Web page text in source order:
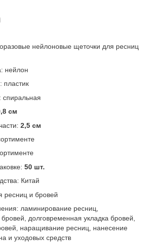
нейлоновые щеточки для ресниц
нейлон
пластик
см
2,5 см
50 шт.
Китай
ресниц и бровей
ламинирование ресниц,
долговременная укладка бровей,
наращивание ресниц, нанесение
и уходовых средств